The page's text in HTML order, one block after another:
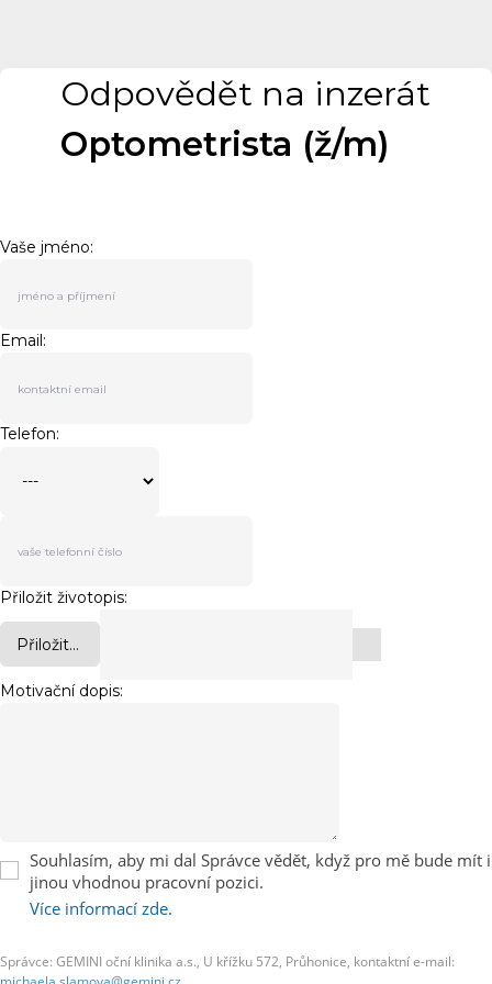
Odpovědět na inzerát
Optometrista (ž/m)
Vaše jméno:
Email:
Telefon:
Přiložit životopis:
Přiložit...
Motivační dopis:
Souhlasím, aby mi dal Správce vědět, když pro mě bude mít i
jinou vhodnou pracovní pozici.
Více informací zde.
Správce: GEMINI oční klinika a.s., U křížku 572, Průhonice, kontaktní e-mail: